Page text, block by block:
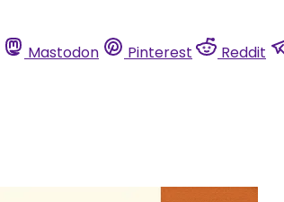
Mastodon Pinterest Reddit